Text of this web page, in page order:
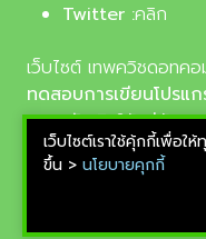
Twitter :คลิก
เว็บไซต์ เทพควิชดอทค
ทดสอบการเขียนโปรแ
ความบันเทิงให้แก่น้อง
รูปภาพที่นำมาใช้ประก
pixabay.com และ
ลิขสิทธิ์แบบ CC0 ที่ช่
สามารถนำมาใช้ฟรีได้
เว็บไซต์เราใช้คุ้กกี้เพื่อ
ขึ้น > นโยบายคุกกี้